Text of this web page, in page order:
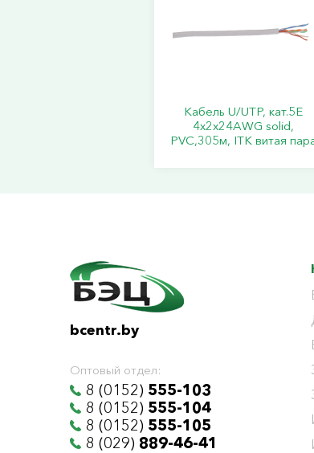
Кабель U/UTP, кат.5Е
4х2х24АWG solid,
PVC,305м, ITK витая
bcentr.by
Оптовый отдел:
8 (0152) 555-103
8 (0152) 555-104
8 (0152) 555-105
8 (029) 889-46-41